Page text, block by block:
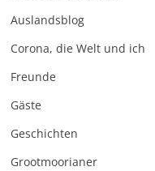
Auslandsblog
Corona, die Welt und ich
Freunde
Gäste
Geschichten
Grootmoorianer